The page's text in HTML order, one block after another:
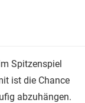
Spitzenspiel
ist die Chance
abzuhängen.